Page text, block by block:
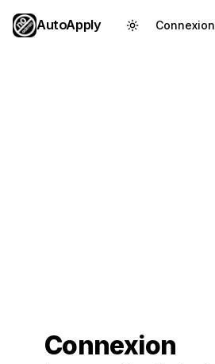
AutoApply Connexion
Connexion